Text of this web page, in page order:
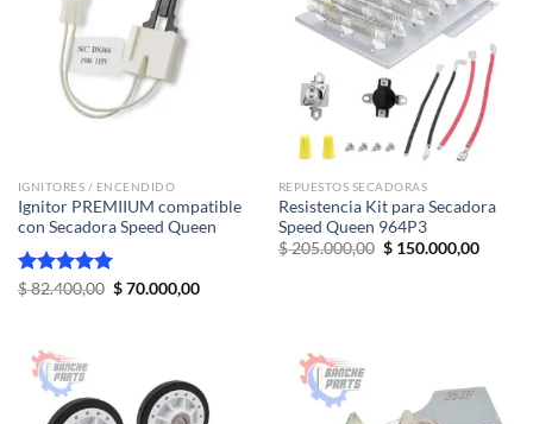
IGNITORES / ENCENDIDO
Ignitor PREMIIUM compatible
con Secadora Speed Queen
Valorado
$82.400,00 El
$70.000,00El
REPUESTOS SECADORAS
Resistencia Kit para Secadora
Speed Queen 964P3
$205.000,00 El
$150.000,00El